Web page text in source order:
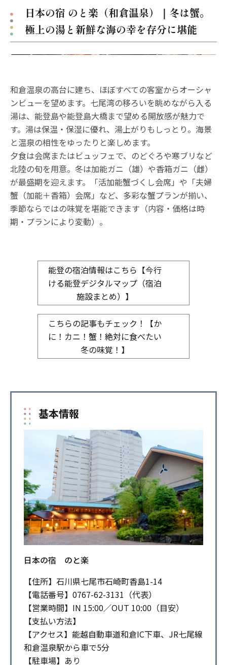
日本の宿 のと楽（和倉温泉）｜冬は蟹。
極上の湯と新鮮な海の幸を存分に堪能
和倉温泉の高台に建ち、ほぼすべての客室からオーシャ
ンビューを望めます。七尾湾の移ろいを眺めながら入る
湯は、能登島や能登島大橋まで望める開放感が魅力で
す。湯は保温・保湿に優れ、湯上がりもしっとり。海景
と温泉の相性をゆったりと楽しめます。
夕食は会席またはビュッフェで、のどぐろや寒ブリなど
北陸の旬を用意。冬は加能ガニ（雄）や香箱ガニ（雌）
が最盛期を迎えます。「活加能蟹づくし会席」や「夫婦
蟹（加能＋香箱）会席」など、多彩な蟹プランが揃い、
季節ならではの味覚を堪能できます（内容・価格は時
期・プランにより変動）。
能登の宿泊情報はこちら【今行
ける能登デジタルマップ（宿泊
施設まとめ）】
こちらの記事もチェック！【か
に！カニ！蟹！絶対に食べたい
冬の味覚！】
基本情報
日本の宿 のと楽
【住所】石川県七尾市石崎町香島1-14
【電話番号】0767-62-3131（代表）
【営業時間】IN 15:00／OUT 10:00（目安）
【支払い方法】
【アクセス】能越自動車道和倉IC下車、JR七尾線
和倉温泉駅から車で5分
【駐車場】あり